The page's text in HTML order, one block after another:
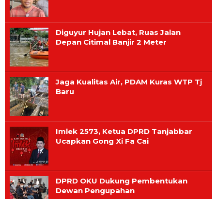
Diguyur Hujan Lebat, Ruas Jalan
Depan Citimal Banjir 2 Meter
Jaga Kualitas Air, PDAM Kuras WTP Tj
Baru
Imlek 2573, Ketua DPRD Tanjabbar
Ucapkan Gong Xi Fa Cai
DPRD OKU Dukung Pembentukan
Dewan Pengupahan